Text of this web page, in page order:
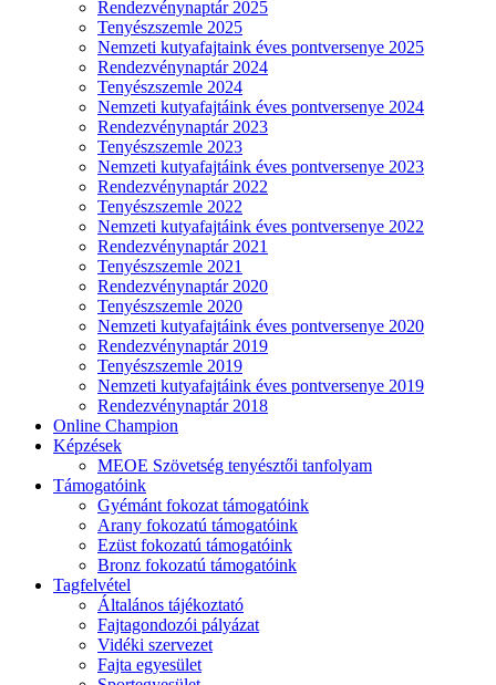
Rendezvénynaptár 2025
Tenyészszemle 2025
Nemzeti kutyafajtaink éves pontversenye 2025
Rendezvénynaptár 2024
Tenyészszemle 2024
Nemzeti kutyafajtáink éves pontversenye 2024
Rendezvénynaptár 2023
Tenyészszemle 2023
Nemzeti kutyafajtáink éves pontversenye 2023
Rendezvénynaptár 2022
Tenyészszemle 2022
Nemzeti kutyafajtáink éves pontversenye 2022
Rendezvénynaptár 2021
Tenyészszemle 2021
Rendezvénynaptár 2020
Tenyészszemle 2020
Nemzeti kutyafajtáink éves pontversenye 2020
Rendezvénynaptár 2019
Tenyészszemle 2019
Nemzeti kutyafajtáink éves pontversenye 2019
Rendezvénynaptár 2018
Online Champion
Képzések
MEOE Szövetség tenyésztői tanfolyam
Támogatóink
Gyémánt fokozat támogatóink
Arany fokozatú támogatóink
Ezüst fokozatú támogatóink
Bronz fokozatú támogatóink
Tagfelvétel
Általános tájékoztató
Fajtagondozói pályázat
Vidéki szervezet
Fajta egyesület